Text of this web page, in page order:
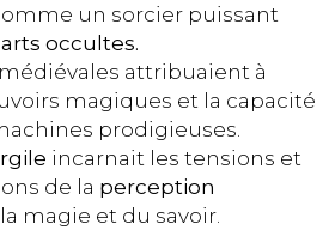
un sorcier puissant
arts occultes.
attribuaient à
magiques et la capacité
prodigieuses.
incarnait les tensions et
de la perception
magie et du savoir.